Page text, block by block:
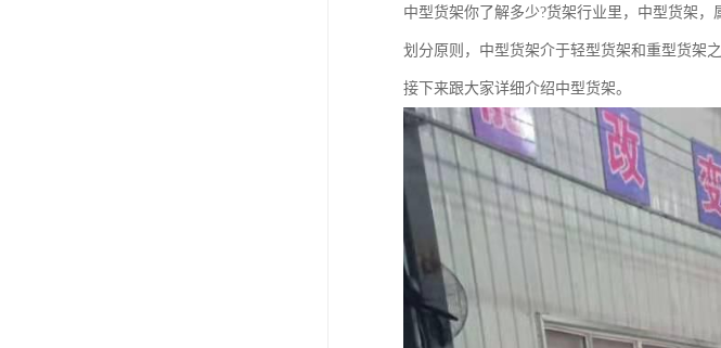
中型货架你了解多少?货架行业里，中型货架
划分原则，中型货架介于轻型货架和重型货架
接下来跟大家详细介绍中型货架。